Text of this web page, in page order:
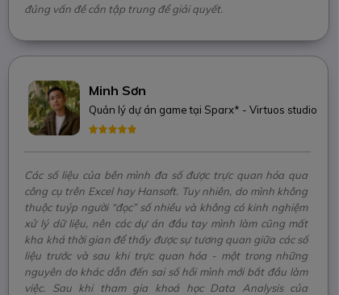
đúng vấn đề cần tập trung để giải quyết.
Các số liệu của bên mình đa số được trực quan hóa qua
công cụ trên Excel hay Hansoft. Tuy nhiên, do mình không
thuộc tuýp người “đọc” số nhiều và không có kinh nghiệm
xử lý dữ liệu, nên các dự án đầu tay mình làm cũng mất
kha khá thời gian để thấy được sự tương quan giữa các số
liệu trước và sau khi trực quan hóa - một trong những
nguyên do khác dẫn đến sai số hồi mình mới bắt đầu làm
việc. Sau khi tham gia khoá học Data Analysis của
Minh Sơn
Quản lý dự án game tại Sparx* - Virtuos studio